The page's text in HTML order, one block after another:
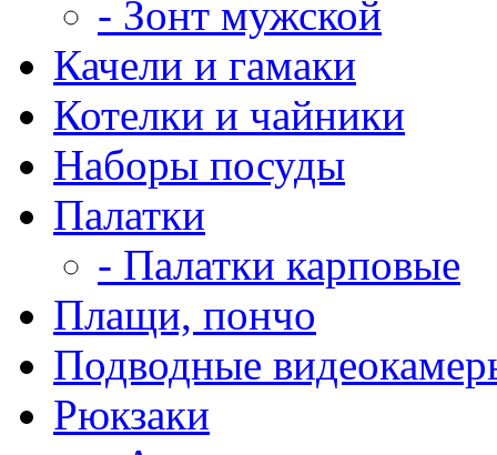
- Зонт мужской
Качели и гамаки
Котелки и чайники
Наборы посуды
Палатки
- Палатки карповые
Плащи, пончо
Подводные
Рюкзаки